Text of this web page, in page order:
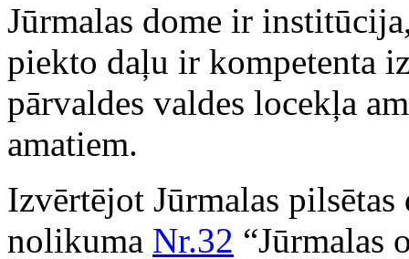
Jūrmalas dome ir
piekto daļu ir kompetenta
pārvaldes valdes locekļa
amatiem.
Izvērtējot Jūrmalas
nolikuma Nr.32 “Jūrmalas